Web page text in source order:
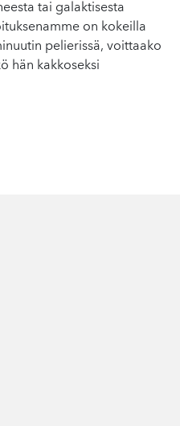
tai galaktisesta
on kokeilla
pelierissä, voittaako
hän kakkoseksi